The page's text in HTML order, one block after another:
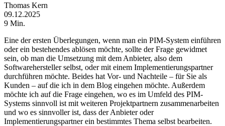
Thomas Kern
09.12.2025
9 Min.
Eine der ersten Überlegungen, wenn man ein PIM-System einführen
oder ein bestehendes ablösen möchte, sollte der Frage gewidmet
sein, ob man die Umsetzung mit dem Anbieter, also dem
Softwarehersteller selbst, oder mit einem Implementierungspartner
durchführen möchte. Beides hat Vor- und Nachteile – für Sie als
Kunden – auf die ich in dem Blog eingehen möchte. Außerdem
möchte ich auf die Frage eingehen, wo es im Umfeld des PIM-
Systems sinnvoll ist mit weiteren Projektpartnern zusammenarbeiten
und wo es sinnvoller ist, dass der Anbieter oder
Implementierungspartner ein bestimmtes Thema selbst bearbeiten.